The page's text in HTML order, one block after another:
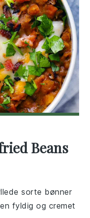
Beans
sorte bønner
fyldig og cremet